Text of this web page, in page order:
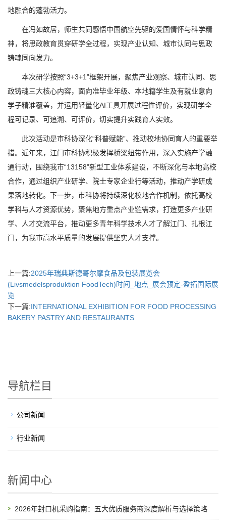
地融合的蓬勃活力。
在冯如故居，师生共同感悟中国航空先驱的爱国情怀与科学精
神，将思政教育贯穿研学全过程，实现产业认知、城市认同与思政
铸魂同向发力。
本次研学按照“3+3+1”框架开展，聚焦产业观察、城市认同、思
政铸魂三大核心内容，面向准毕业年级、本地籍学生及有就业意向
学子精准覆盖，并运用轻量化AI工具开展过程性评价，实现研学全
程可记录、可追溯、可评价，切实提升实践育人实效。
此次活动是市科协深化“科普赋能”、推动校地协同育人的重要举
措。近年来，江门市科协积极发挥桥梁纽带作用，深入实施产学融
通行动，围绕我市“13158”新型工业体系建设，不断深化与本地高校
合作，通过组织产业研学、院士专家企业行等活动，推动产学研成
果落地转化。下一步，市科协将持续深化校地合作机制，依托高校
学科与人才资源优势，聚焦地方重点产业链需求，打造更多产业研
学、人才交流平台，推动更多青年科学技术人才了解江门、扎根江
门，为我市高水平质量的发展提供坚实人才支撑。
上一篇:2025年瑞典斯德哥尔摩食品及包装展览会
(Livsmedelsproduktion FoodTech)时间_地点_展会预定-盈拓国际展
览
下一篇:INTERNATIONAL EXHIBITION FOR FOOD PROCESSING
BAKERY PASTRY AND RESTAURANTS
导航栏目
公司新闻
行业新闻
新闻中心
2026年封口机采购指南：五大优质服务商深度解析与选择策略